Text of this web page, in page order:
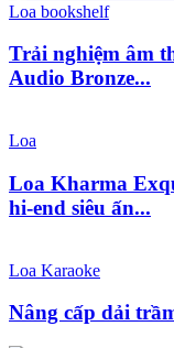
Loa bookshelf
Trải nghiệm âm
Audio Bronze...
Loa
Loa Kharma
hi-end siêu ấn...
Loa Karaoke
Nâng cấp dải